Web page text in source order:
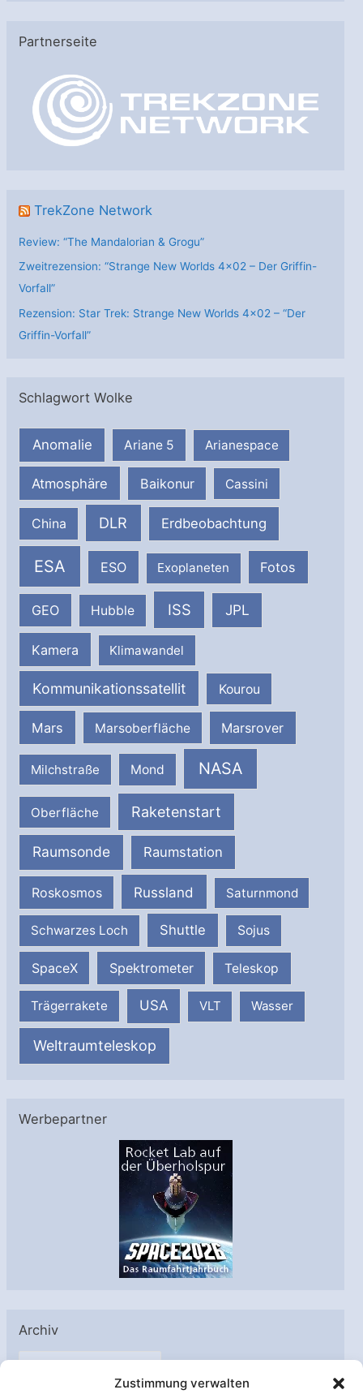
Zustimmung verwalten
g
Partnerseite
TrekZone Network
Review: “The Mandalorian & Grogu”
Zweitrezension: “Strange New Worlds 4×02 – Der Griffin-
Vorfall”
Rezension: Star Trek: Strange New Worlds 4×02 – “Der
Griffin-Vorfall”
Schlagwort Wolke
Anomalie Ariane 5 Arianespace
Atmosphäre Baikonur Cassini
China DLR Erdbeobachtung
ESA ESO Exoplaneten Fotos
GEO Hubble ISS JPL
Kamera Klimawandel
Kommunikationssatellit Kourou
Mars Marsoberfläche Marsrover
Milchstraße Mond NASA
Oberfläche Raketenstart
Raumsonde Raumstation
Roskosmos Russland Saturnmond
Schwarzes Loch Shuttle Sojus
SpaceX Spektrometer Teleskop
Trägerrakete USA VLT Wasser
Weltraumteleskop
Werbepartner
Archiv
A